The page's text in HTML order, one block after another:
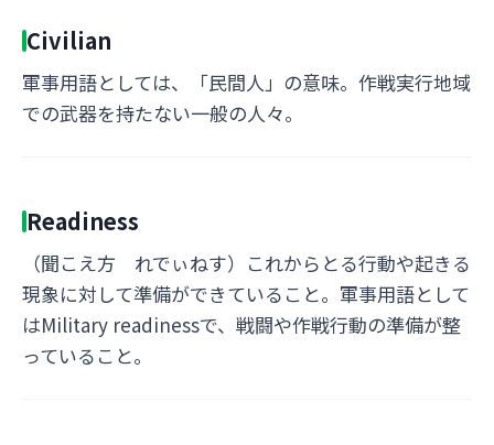
Civilian
軍事用語としては、「民間人」の意味。作戦実行地域
での武器を持たない一般の人々。
Readiness
（聞こえ方 れでぃねす）これからとる行動や起きる
現象に対して準備ができていること。軍事用語として
はMilitary readinessで、戦闘や作戦行動の準備が整
っていること。